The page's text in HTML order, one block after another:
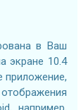
в Ваш
экране 10.4
приложение,